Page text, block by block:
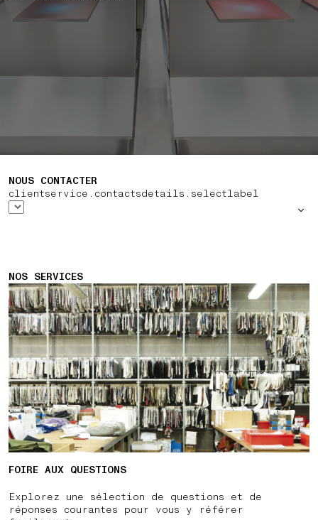
NOUS CONTACTER
clientservice.contactsdetails.selectlabel
NOS SERVICES
FOIRE AUX QUESTIONS
Explorez une sélection de questions et de
réponses courantes pour vous y référer